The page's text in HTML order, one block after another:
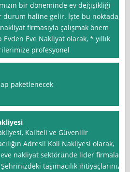
bir döneminde ev değişikliği
durum haline gelir. İşte bu noktada,
firmasıyla çalışmak önem
Evden Eve Nakliyat olarak, * yıllık
profesyonel
paketlenecek
Kaliteli ve Güvenilir
Adresi! Koli Nakliyesi olarak,
nakliyat sektöründe lider firmalar
taşımacılık ihtiyaçlarınızı